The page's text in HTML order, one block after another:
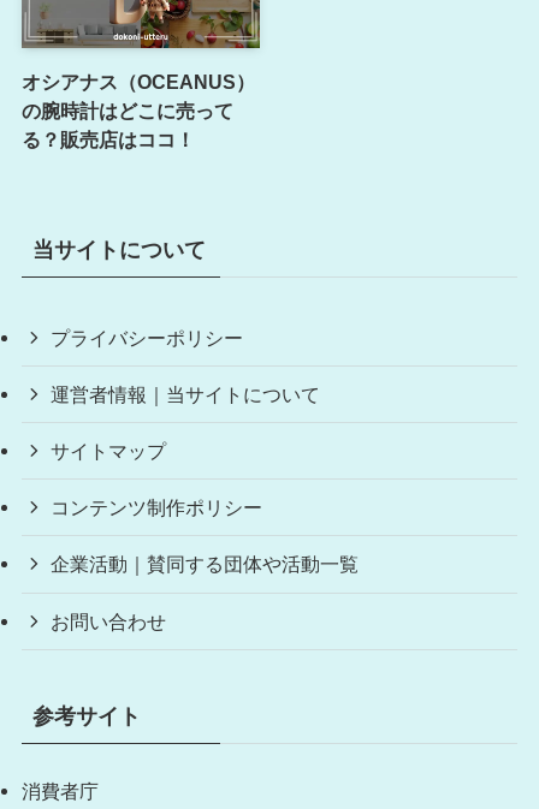
オシアナス（OCEANUS）
の腕時計はどこに売って
る？販売店はココ！
当サイトについて
プライバシーポリシー
運営者情報｜当サイトについて
サイトマップ
コンテンツ制作ポリシー
企業活動｜賛同する団体や活動一覧
お問い合わせ
参考サイト
消費者庁